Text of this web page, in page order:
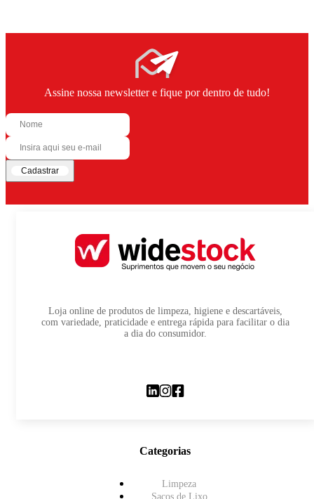
Assine nossa newsletter e fique por dentro de tudo!
Cadastrar
Loja online de produtos de limpeza, higiene e descartáveis,
com variedade, praticidade e entrega rápida para facilitar o dia
a dia do consumidor.
Categorias
Limpeza
Sacos de Lixo